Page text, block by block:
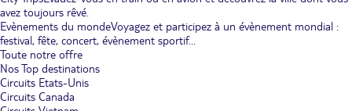
avez toujours rêvé.
Evènements du mondeVoyagez et participez à un évènement mondial :
festival, fête, concert, évènement sportif...
Toute notre offre
Nos Top destinations
Circuits Etats-Unis
Circuits Canada